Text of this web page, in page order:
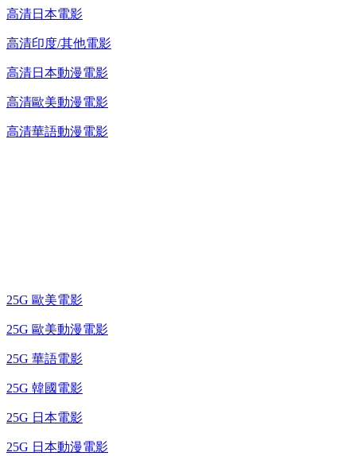
高清日本電影
高清印度/其他電影
高清日本動漫電影
高清歐美動漫電影
高清華語動漫電影
25G 歐美電影
25G 歐美動漫電影
25G 華語電影
25G 韓國電影
25G 日本電影
25G 日本動漫電影